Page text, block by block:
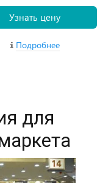
Узнать цену
Подробнее
для